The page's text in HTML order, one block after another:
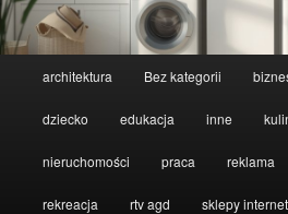
architektura Bez kategorii
dziecko edukacja inne
nieruchomości praca reklama
rekreacja rtv agd sklepy